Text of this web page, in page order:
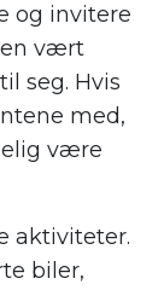
og invitere
vært
seg. Hvis
med,
være
aktiviteter.
biler,